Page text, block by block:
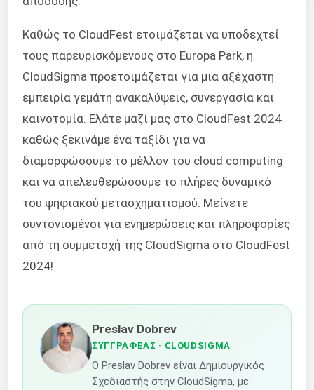
Καθώς το CloudFest ετοιμάζεται να υποδεχτεί
τους παρευρισκόμενους στο Europa Park, η
CloudSigma προετοιμάζεται για μια αξέχαστη
εμπειρία γεμάτη ανακαλύψεις, συνεργασία και
καινοτομία. Ελάτε μαζί μας στο CloudFest 2024
καθώς ξεκινάμε ένα ταξίδι για να
διαμορφώσουμε το μέλλον του cloud computing
και να απελευθερώσουμε το πλήρες δυναμικό
του ψηφιακού μετασχηματισμού. Μείνετε
συντονισμένοι για ενημερώσεις και πληροφορίες
από τη συμμετοχή της CloudSigma στο CloudFest
2024!
Preslav Dobrev
ΣΥΓΓΡΑΦΈΑΣ · CLOUDSIGMA
Ο Preslav Dobrev είναι Δημιουργικός
Σχεδιαστής στην CloudSigma, με